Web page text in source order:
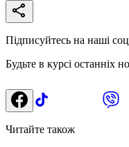
Підписуйтесь на наші
Будьте в курсі останніх
Читайте також